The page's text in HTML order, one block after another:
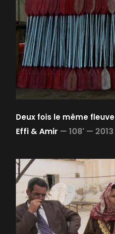
Deux fois le même fleuve
Effi & Amir — 108' — 2013